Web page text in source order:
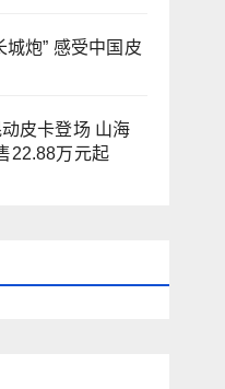
城炮” 感受中国皮
皮卡登场 山海
22.88万元起